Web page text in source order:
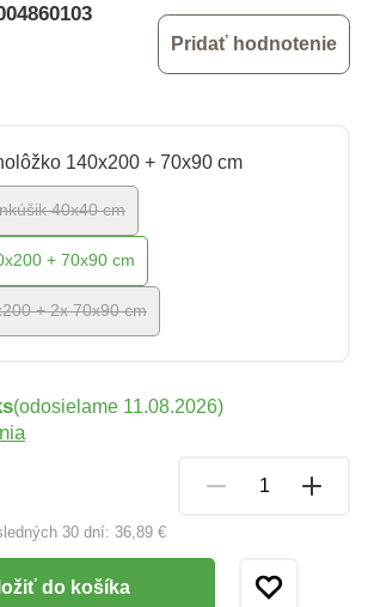
Pridať hodnotenie
140x200 + 70x90 cm
40x40 cm
+ 70x90 cm
+ 2x 70x90 cm
30 dní: 36,89 €
(odosielame 11.08.2026)
do košíka